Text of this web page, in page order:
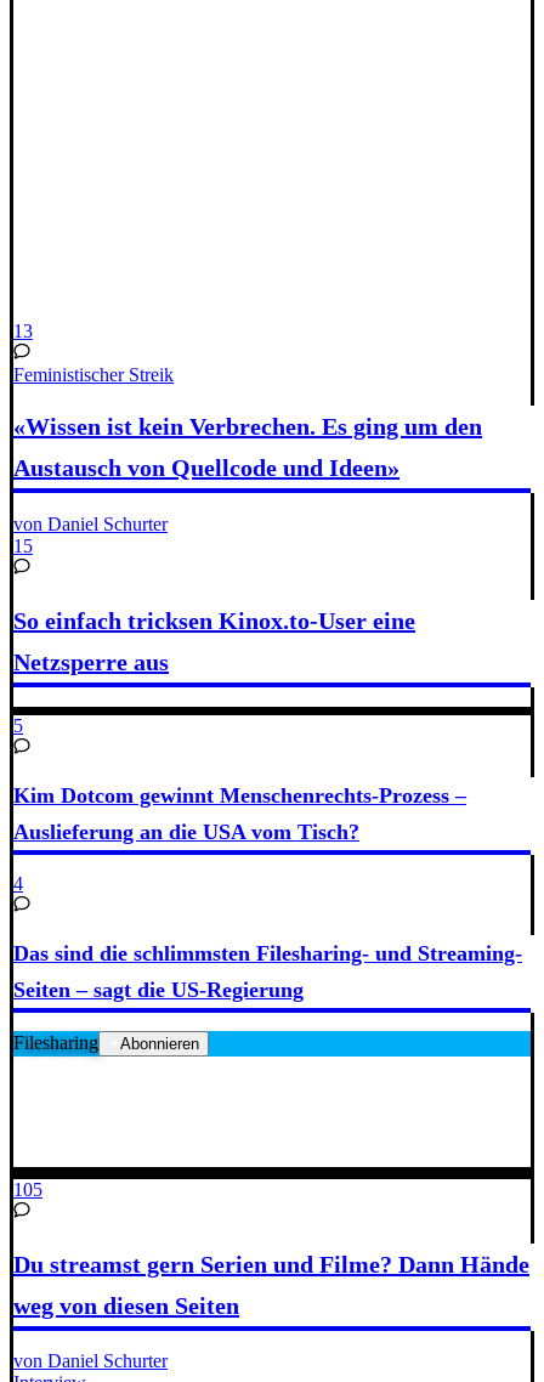
13
Feministischer Streik
«Wissen ist kein Verbrechen. Es ging um den
Austausch von Quellcode und Ideen»
von Daniel Schurter
15
So einfach tricksen Kinox.to-User eine
Netzsperre aus
5
Kim Dotcom gewinnt Menschenrechts-Prozess –
Auslieferung an die USA vom Tisch?
4
Das sind die schlimmsten Filesharing- und Streaming-
Seiten – sagt die US-Regierung
Filesharing Abonnieren
105
Du streamst gern Serien und Filme? Dann Hände
weg von diesen Seiten
von Daniel Schurter